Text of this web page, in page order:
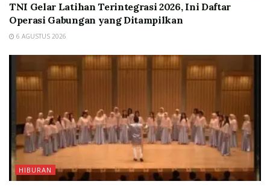
TNI Gelar Latihan Terintegrasi 2026, Ini Daftar
Operasi Gabungan yang Ditampilkan
6 AGUSTUS 2026
HIBURAN